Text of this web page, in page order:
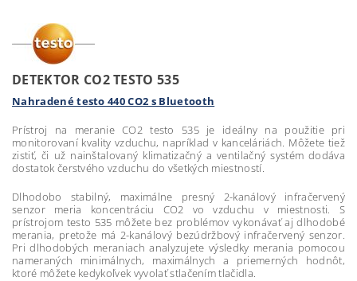
DETEKTOR CO2 TESTO 535
Nahradené testo 440 CO2 s Bluetooth
Prístroj na meranie CO2 testo 535 je ideálny na použitie pri
monitorovaní kvality vzduchu, napríklad v kanceláriách. Môžete tiež
zistiť, či už nainštalovaný klimatizačný a ventilačný systém dodáva
dostatok čerstvého vzduchu do všetkých miestností.
Dlhodobo stabilný, maximálne presný 2-kanálový infračervený
senzor meria koncentráciu CO2 vo vzduchu v miestnosti. S
prístrojom testo 535 môžete bez problémov vykonávať aj dlhodobé
merania, pretože má 2-kanálový bezúdržbový infračervený senzor.
Pri dlhodobých meraniach analyzujete výsledky merania pomocou
nameraných minimálnych, maximálnych a priemerných hodnôt,
ktoré môžete kedykoľvek vyvolať stlačením tlačidla.